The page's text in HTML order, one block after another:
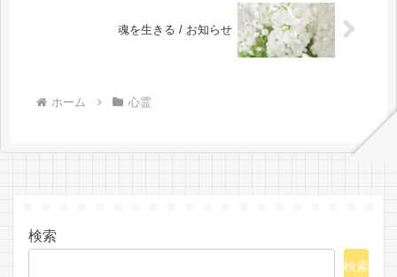
魂を生きる / お知らせ
ホーム 心霊
検索
検索